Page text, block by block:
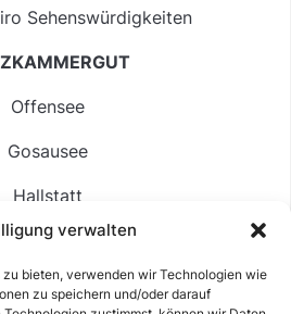
verwalten
zu bieten, verwenden wir Technologien wie
zu speichern und/oder darauf
Sehenswürdigkeiten
Offensee
Gosausee
Hallstatt
See